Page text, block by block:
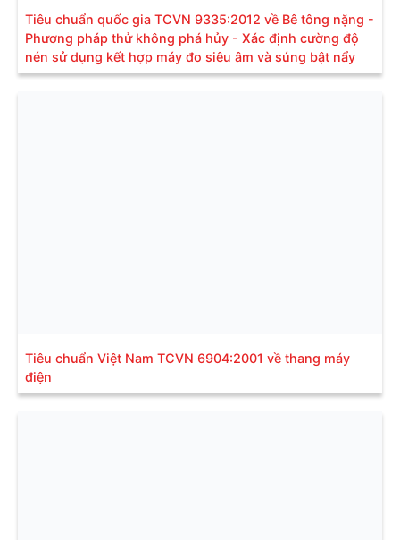
Tiêu chuẩn quốc gia TCVN 9335:2012 về Bê tông nặng -
Phương pháp thử không phá hủy - Xác định cường độ
nén sử dụng kết hợp máy đo siêu âm và súng bật nẩy
Tiêu chuẩn Việt Nam TCVN 6904:2001 về thang máy
điện